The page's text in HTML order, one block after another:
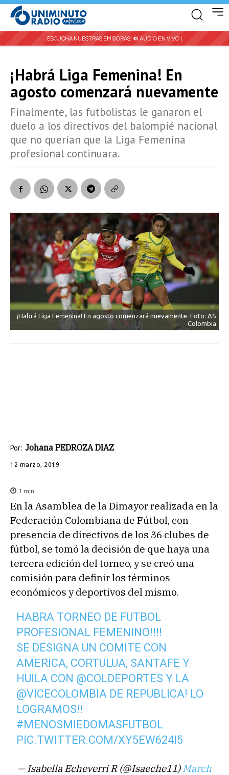
ESCUCHA NUESTRAS EMISORAS: 🔊 AUDIO EN VIVO |
¡Habrá Liga Femenina! En
agosto comenzará nuevamente
Finalmente, las futbolistas le ganaron el
duelo a los directivos del balompié nacional
que no querían que la Liga Femenina
profesional continuara.
¡Habrá Liga Femenina! En agosto comenzará nuevamente. Foto: AS
Colombia
Por: Johana PEDROZA DIAZ
12 marzo, 2019
1 min.
En la Asamblea de la Dimayor realizada en la
Federación Colombiana de Fútbol, con
presencia de directivos de los 36 clubes de
fútbol, se tomó la decisión de que haya una
tercera edición del torneo, y se creó una
comisión para definir los términos
económicos y deportivos del mismo.
HABRA TORNEO DE FUTBOL
PROFESIONAL FEMENINO!!!!
SE DESIGNA UN COMITE CON
AMERICA, CORTULUA, SANTAFE Y
HUILA CON @COLDEPORTES Y LA
@VICECOLOMBIA DE REPUBLICA! LO
LOGRAMOS!!
#MENOSMIEDOMASFUTBOL
PIC.TWITTER.COM/XY5EW624I5
— Isabella Echeverri R (@Isaeche11) March